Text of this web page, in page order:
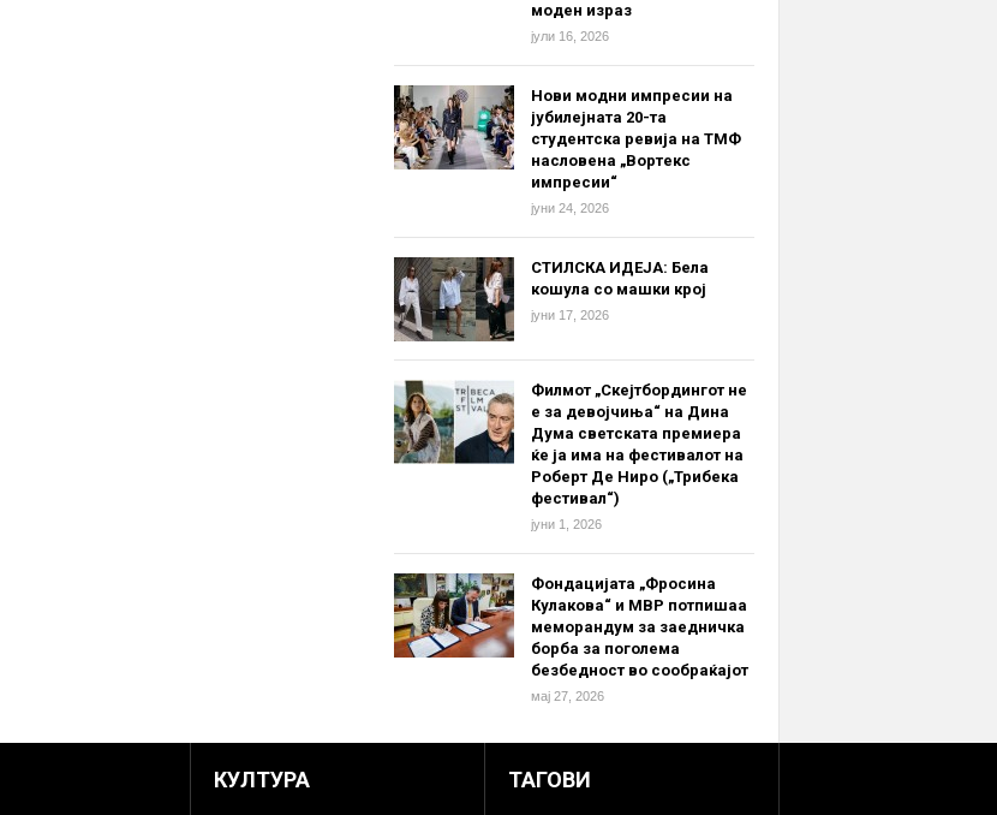
моден израз
јули 16, 2026
Нови модни импресии на
јубилејната 20-та
студентска ревија на ТМФ
насловена „Вортекс
импресии“
јуни 24, 2026
СТИЛСКА ИДЕЈА: Бела
кошула со машки крој
јуни 17, 2026
Филмот „Скејтбордингот не
е за девојчиња“ на Дина
Дума светската премиера
ќе ја има на фестивалот на
Роберт Де Ниро („Трибека
фестивал“)
јуни 1, 2026
Фондацијата „Фросина
Кулакова“ и МВР потпишаа
меморандум за заедничка
борба за поголема
безбедност во сообраќајот
мај 27, 2026
КУЛТУРА ТАГОВИ